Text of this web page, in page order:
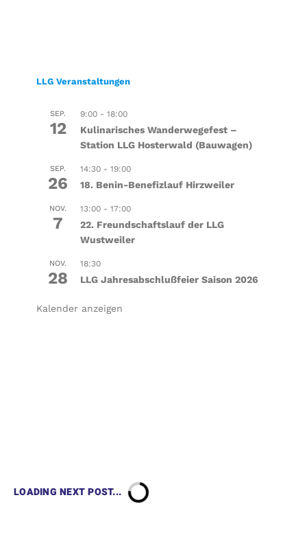
LLG Veranstaltungen
SEP.
12
9:00- 18:00
Kulinarisches Wanderwegefest –
Station LLG Hosterwald (Bauwagen)
SEP.
26
14:30- 19:00
18. Benin-Benefizlauf Hirzweiler
NOV.
7
13:00- 17:00
22. Freundschaftslauf der LLG
Wustweiler
NOV.
28
18:30
LLG Jahresabschlußfeier Saison 2026
Kalender anzeigen
LOADING NEXT POST...